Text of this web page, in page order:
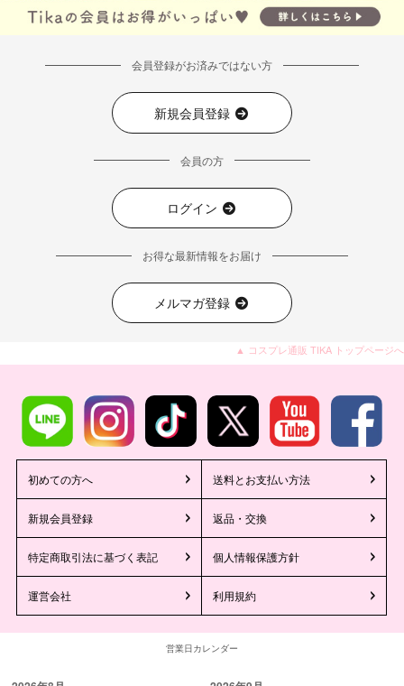
会員登録がお済みではない方
新規会員登録
会員の方
ログイン
お得な最新情報をお届け
メルマガ登録
▲ コスプレ通販 TIKA トップページへ
初めての方へ 送料とお支払い方法
新規会員登録 返品・交換
特定商取引法に基づく表記 個人情報保護方針
運営会社 利用規約
営業日カレンダー